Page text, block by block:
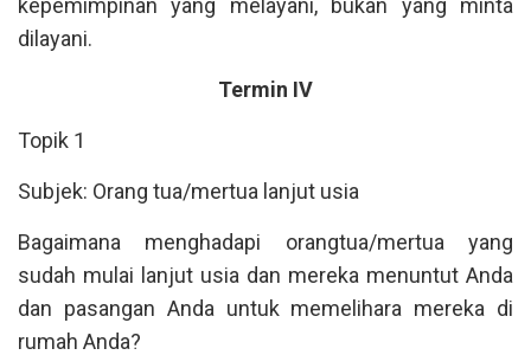
kepemimpinan yang melayani, bukan yang minta
dilayani.
Termin IV
Topik 1
Subjek: Orang tua/mertua lanjut usia
Bagaimana menghadapi orangtua/mertua yang
sudah mulai lanjut usia dan mereka menuntut Anda
dan pasangan Anda untuk memelihara mereka di
rumah Anda?